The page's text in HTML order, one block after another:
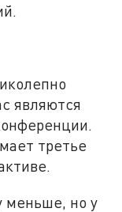
являются
третье
меньше, но у